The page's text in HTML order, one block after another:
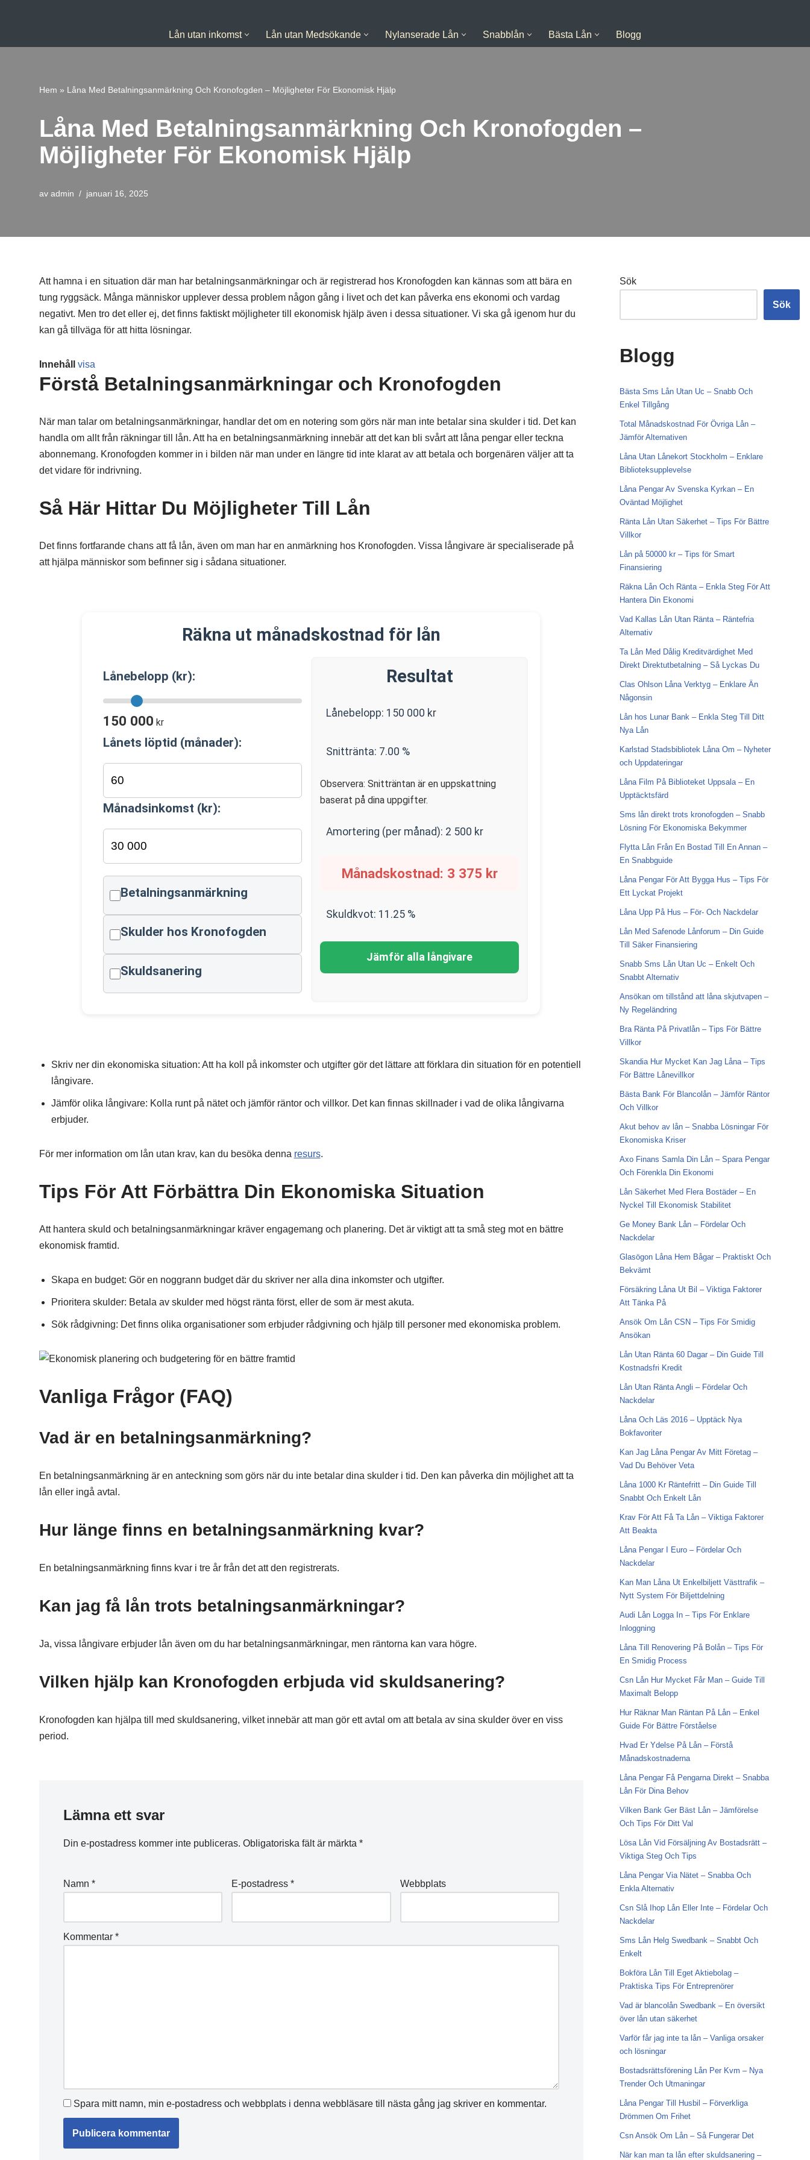
till
Lån utan inkomst Lån utan Medsökande Nylanserade Lån Snabblån Bästa Lån Blogg
Hem » Låna Med Betalningsanmärkning Och Kronofogden – Möjligheter För Ekonomisk Hjälp
Låna Med Betalningsanmärkning Och Kronofogden –
Möjligheter För Ekonomisk Hjälp
av admin januari 16, 2025
Att hamna i en situation där man har betalningsanmärkningar och är registrerad hos Kronofogden kan kännas som att bära en
tung ryggsäck. Många människor upplever dessa problem någon gång i livet och det kan påverka ens ekonomi och vardag
negativt. Men tro det eller ej, det finns faktiskt möjligheter till ekonomisk hjälp även i dessa situationer. Vi ska gå igenom hur du
kan gå tillväga för att hitta lösningar.
Innehåll visa
Förstå Betalningsanmärkningar och Kronofogden
När man talar om betalningsanmärkningar, handlar det om en notering som görs när man inte betalar sina skulder i tid. Det kan
handla om allt från räkningar till lån. Att ha en betalningsanmärkning innebär att det kan bli svårt att låna pengar eller teckna
abonnemang. Kronofogden kommer in i bilden när man under en längre tid inte klarat av att betala och borgenären väljer att ta
det vidare för indrivning.
Så Här Hittar Du Möjligheter Till Lån
Det finns fortfarande chans att få lån, även om man har en anmärkning hos Kronofogden. Vissa långivare är specialiserade på
att hjälpa människor som befinner sig i sådana situationer.
Räkna ut månadskostnad för lån
Lånebelopp (kr):
150 000 kr
Lånets löptid (månader):
Månadsinkomst (kr):
Betalningsanmärkning
Skulder hos Kronofogden
Skuldsanering
Resultat
Lånebelopp: 150 000 kr
Snittränta: 7.00 %
Observera: Snitträntan är en uppskattning
baserat på dina uppgifter.
Amortering (per månad): 2 500 kr
Månadskostnad: 3 375 kr
Skuldkvot: 11.25 %
Jämför alla långivare
Skriv ner din ekonomiska situation: Att ha koll på inkomster och utgifter gör det lättare att förklara din situation för en potentiell
långivare.
Jämför olika långivare: Kolla runt på nätet och jämför räntor och villkor. Det kan finnas skillnader i vad de olika långivarna
erbjuder.
För mer information om lån utan krav, kan du besöka denna resurs.
Tips För Att Förbättra Din Ekonomiska Situation
Att hantera skuld och betalningsanmärkningar kräver engagemang och planering. Det är viktigt att ta små steg mot en bättre
ekonomisk framtid.
Skapa en budget: Gör en noggrann budget där du skriver ner alla dina inkomster och utgifter.
Prioritera skulder: Betala av skulder med högst ränta först, eller de som är mest akuta.
Sök rådgivning: Det finns olika organisationer som erbjuder rådgivning och hjälp till personer med ekonomiska problem.
Vanliga Frågor (FAQ)
Vad är en betalningsanmärkning?
En betalningsanmärkning är en anteckning som görs när du inte betalar dina skulder i tid. Den kan påverka din möjlighet att ta
lån eller ingå avtal.
Hur länge finns en betalningsanmärkning kvar?
En betalningsanmärkning finns kvar i tre år från det att den registrerats.
Kan jag få lån trots betalningsanmärkningar?
Ja, vissa långivare erbjuder lån även om du har betalningsanmärkningar, men räntorna kan vara högre.
Vilken hjälp kan Kronofogden erbjuda vid skuldsanering?
Kronofogden kan hjälpa till med skuldsanering, vilket innebär att man gör ett avtal om att betala av sina skulder över en viss
period.
Lämna ett svar
Din e-postadress kommer inte publiceras. Obligatoriska fält är märkta *
Namn * E-postadress* Webbplats
Kommentar *
Spara mitt namn, min e-postadress och webbplats i denna webbläsare till nästa gång jag skriver en kommentar.
Sök
Sök
Blogg
Bästa Sms Lån Utan Uc – Snabb Och
Enkel Tillgång
Total Månadskostnad För Övriga Lån –
Jämför Alternativen
Låna Utan Lånekort Stockholm – Enklare
Biblioteksupplevelse
Låna Pengar Av Svenska Kyrkan – En
Oväntad Möjlighet
Ränta Lån Utan Säkerhet – Tips För Bättre
Villkor
Lån på 50000 kr – Tips för Smart
Finansiering
Räkna Lån Och Ränta – Enkla Steg För Att
Hantera Din Ekonomi
Vad Kallas Lån Utan Ränta – Räntefria
Alternativ
Ta Lån Med Dålig Kreditvärdighet Med
Direkt Direktutbetalning – Så Lyckas Du
Clas Ohlson Låna Verktyg – Enklare Än
Någonsin
Lån hos Lunar Bank – Enkla Steg Till Ditt
Nya Lån
Karlstad Stadsbibliotek Låna Om – Nyheter
och Uppdateringar
Låna Film På Biblioteket Uppsala – En
Upptäcktsfärd
Sms lån direkt trots kronofogden – Snabb
Lösning För Ekonomiska Bekymmer
Flytta Lån Från En Bostad Till En Annan –
En Snabbguide
Låna Pengar För Att Bygga Hus – Tips För
Ett Lyckat Projekt
Låna Upp På Hus – För- Och Nackdelar
Lån Med Safenode Lånforum – Din Guide
Till Säker Finansiering
Snabb Sms Lån Utan Uc – Enkelt Och
Snabbt Alternativ
Ansökan om tillstånd att låna skjutvapen –
Ny Regeländring
Bra Ränta På Privatlån – Tips För Bättre
Villkor
Skandia Hur Mycket Kan Jag Låna – Tips
För Bättre Lånevillkor
Bästa Bank För Blancolån – Jämför Räntor
Och Villkor
Akut behov av lån – Snabba Lösningar För
Ekonomiska Kriser
Axo Finans Samla Din Lån – Spara Pengar
Och Förenkla Din Ekonomi
Lån Säkerhet Med Flera Bostäder – En
Nyckel Till Ekonomisk Stabilitet
Ge Money Bank Lån – Fördelar Och
Nackdelar
Glasögon Låna Hem Bågar – Praktiskt Och
Bekvämt
Försäkring Låna Ut Bil – Viktiga Faktorer
Att Tänka På
Ansök Om Lån CSN – Tips För Smidig
Ansökan
Lån Utan Ränta 60 Dagar – Din Guide Till
Kostnadsfri Kredit
Lån Utan Ränta Angli – Fördelar Och
Nackdelar
Låna Och Läs 2016 – Upptäck Nya
Bokfavoriter
Kan Jag Låna Pengar Av Mitt Företag –
Vad Du Behöver Veta
Låna 1000 Kr Räntefritt – Din Guide Till
Snabbt Och Enkelt Lån
Krav För Att Få Ta Lån – Viktiga Faktorer
Att Beakta
Låna Pengar I Euro – Fördelar Och
Nackdelar
Kan Man Låna Ut Enkelbiljett Västtrafik –
Nytt System För Biljettdelning
Audi Lån Logga In – Tips För Enklare
Inloggning
Låna Till Renovering På Bolån – Tips För
En Smidig Process
Csn Lån Hur Mycket Får Man – Guide Till
Maximalt Belopp
Hur Räknar Man Räntan På Lån – Enkel
Guide För Bättre Förståelse
Hvad Er Ydelse På Lån – Förstå
Månadskostnaderna
Låna Pengar Få Pengarna Direkt – Snabba
Lån För Dina Behov
Vilken Bank Ger Bäst Lån – Jämförelse
Och Tips För Ditt Val
Lösa Lån Vid Försäljning Av Bostadsrätt –
Viktiga Steg Och Tips
Låna Pengar Via Nätet – Snabba Och
Enkla Alternativ
Csn Slå Ihop Lån Eller Inte – Fördelar Och
Nackdelar
Sms Lån Helg Swedbank – Snabbt Och
Enkelt
Bokföra Lån Till Eget Aktiebolag –
Praktiska Tips För Entreprenörer
Vad är blancolån Swedbank – En översikt
över lån utan säkerhet
Varför får jag inte ta lån – Vanliga orsaker
och lösningar
Bostadsrättsförening Lån Per Kvm – Nya
Trender Och Utmaningar
Låna Pengar Till Husbil – Förverkliga
Drömmen Om Frihet
Csn Ansök Om Lån – Så Fungerar Det
När kan man ta lån efter skuldsanering –